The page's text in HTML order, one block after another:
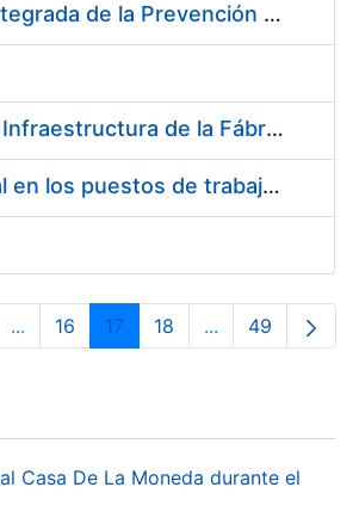
Servicios de Adquisición e Implantación de un Sistema de Gestión Corporativa e Integrada de la Prevención de Riesgos Laborales
Servicios de Soporte y Mantenimiento de Licencias de Software y Help Desk de la Infraestructura de la Fábrica Nacional de Moneda y Timbre-Real Casa de la Moneda
Servicio de Realización de la evaluación de Riesgos Psicosociales y de salud laboral en los puestos de trabajo de la FNMT-RCM
...Páginas intermedias Use TAB para
Página
16 Página
17 Página
18 ...PáginasPágina
49
Casa De La Moneda durante el